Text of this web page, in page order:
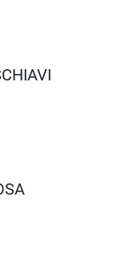
SCHIAVI
ROSA